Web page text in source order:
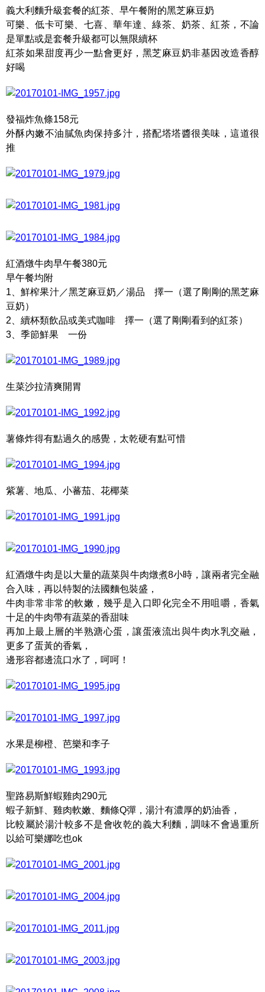
義大利麵升級套餐的紅茶、早午餐附的黑芝麻豆奶
可樂、低卡可樂、七喜、華年達、綠茶、奶茶、紅茶，不論
是單點或是套餐升級都可以無限續杯
紅茶如果甜度再少一點會更好，黑芝麻豆奶非基因改造香醇
好喝
發福炸魚條158元
外酥內嫩不油膩魚肉保持多汁，搭配塔塔醬很美味，這道很
推
紅酒燉牛肉早午餐380元
早午餐均附
1、鮮榨果汁／黑芝麻豆奶／湯品 擇一（選了剛剛的黑芝麻
豆奶）
2、續杯類飲品或美式咖啡 擇一（選了剛剛看到的紅茶）
3、季節鮮果 一份
生菜沙拉清爽開胃
薯條炸得有點過久的感覺，太乾硬有點可惜
紫薯、地瓜、小蕃茄、花椰菜
紅酒燉牛肉是以大量的蔬菜與牛肉燉煮8小時，讓兩者完全融
合入味，再以特製的法國麵包裝盛，
牛肉非常非常的軟嫩，幾乎是入口即化完全不用咀嚼，香氣
十足的牛肉帶有蔬菜的香甜味
再加上最上層的半熟溏心蛋，讓蛋液流出與牛肉水乳交融，
更多了蛋黃的香氣，
邊形容都邊流口水了，呵呵！
水果是柳橙、芭樂和李子
聖路易斯鮮蝦雞肉290元
蝦子新鮮、雞肉軟嫩、麵條Q彈，湯汁有濃厚的奶油香，
比較屬於湯汁較多不是會收乾的義大利麵，調味不會過重所
以給可樂娜吃也ok